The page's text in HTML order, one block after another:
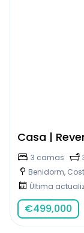
Casa |
3 camas
Benidorm,
Última
€499,000